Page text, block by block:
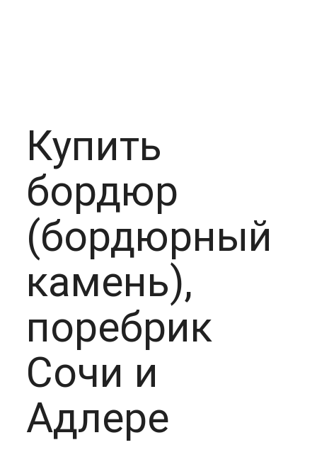
Купить
бордюр
(бордюрный
камень),
поребрик
Сочи и
Адлере